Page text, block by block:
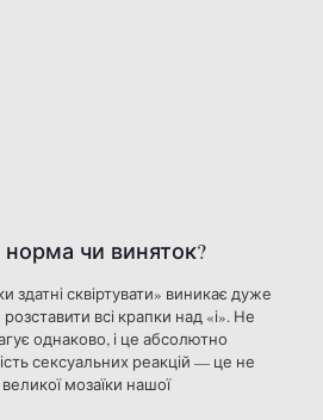
чи виняток?
здатні сквіртувати» виникає дуже
всі крапки над «і». Не
однаково, і це абсолютно
сексуальних реакцій — це не
мозаїки нашої